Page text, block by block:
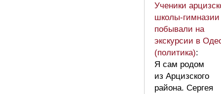
Ученики
школы-гимназии
побывали на
экскурсии в
(политика):
Я сам родом
из Арцизского
района. Сергея